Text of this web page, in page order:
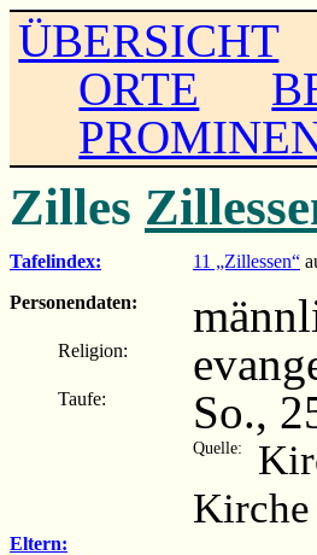
ÜBERSICHT
ORTE
Zilles
Tafelindex: 11 „Zillessen“
Personendaten:
Religion:
Taufe: So.,
Quelle:
Kirche
Eltern: